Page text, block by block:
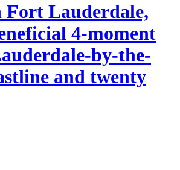
Fort Lauderdale,
4-moment
by-the-
and twenty